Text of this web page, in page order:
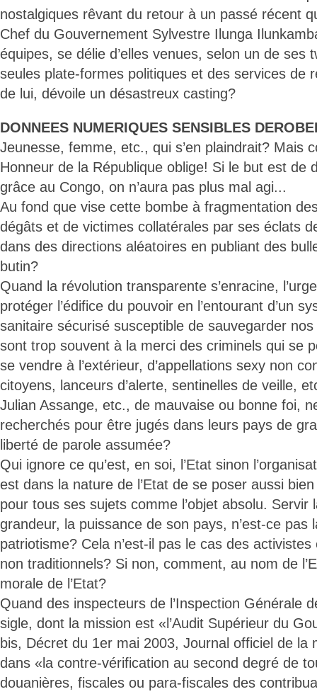
nostalgiques rêvant du retour à un passé récent
Chef du Gouvernement Sylvestre Ilunga
équipes, se délie d’elles venues, selon un de ses
seules plate-formes politiques et des services de
de lui, dévoile un désastreux casting?
DONNEES NUMERIQUES SENSIBLES
Jeunesse, femme, etc., qui s’en plaindrait? Mais
Honneur de la République oblige! Si le but est de
grâce au Congo, on n’aura pas plus mal agi...
Au fond que vise cette bombe à fragmentation
dégâts et de victimes collatérales par ses éclats
dans des directions aléatoires en publiant des
butin?
Quand la révolution transparente s’enracine,
protéger l’édifice du pouvoir en l’entourant d’un
sanitaire sécurisé susceptible de sauvegarder
sont trop souvent à la merci des criminels qui se
se vendre à l’extérieur, d’appellations sexy non
citoyens, lanceurs d’alerte, sentinelles de veille,
Julian Assange, etc., de mauvaise ou bonne foi,
recherchés pour être jugés dans leurs pays de
liberté de parole assumée?
Qui ignore ce qu’est, en soi, l’Etat sinon
est dans la nature de l’Etat de se poser aussi
pour tous ses sujets comme l’objet absolu. Servir
grandeur, la puissance de son pays, n’est-ce pas
patriotisme? Cela n’est-il pas le cas des
non traditionnels? Si non, comment, au nom de
morale de l’Etat?
Quand des inspecteurs de l’Inspection Générale
sigle, dont la mission est «l’Audit Supérieur du
bis, Décret du 1er mai 2003, Journal officiel de
dans «la contre-vérification au second degré de
douanières, fiscales ou para-fiscales des